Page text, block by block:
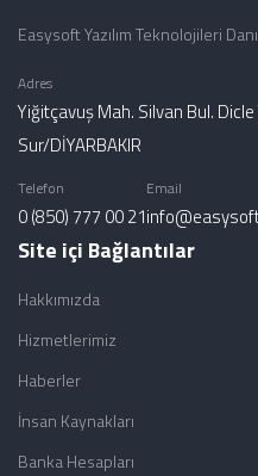
Easysoft Yazılım Teknolojileri
Adres
Yiğitçavuş Mah. Silvan Bul.
Sur/DİYARBAKIR
Telefon
0 (850) 777 00 21
Email
Site içi Bağlantılar
Hakkımızda
Hizmetlerimiz
Haberler
İnsan Kaynakları
Banka Hesapları